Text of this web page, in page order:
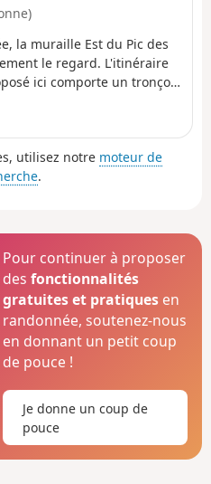
la muraille Est du Pic des
le regard. L'itinéraire
ici comporte un tronçon
se fait sur de grandes
le franchissement de
au sommet. La descente
en passant par la Coume
utilisez notre moteur de
.
Pour continuer à proposer
desfonctionnalités
gratuites et pratiques en
randonnée, soutenez-nous
en donnant un petit coup
de pouce !
Je donne un coup de
pouce